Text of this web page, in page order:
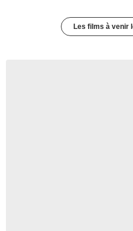
Les films à venir